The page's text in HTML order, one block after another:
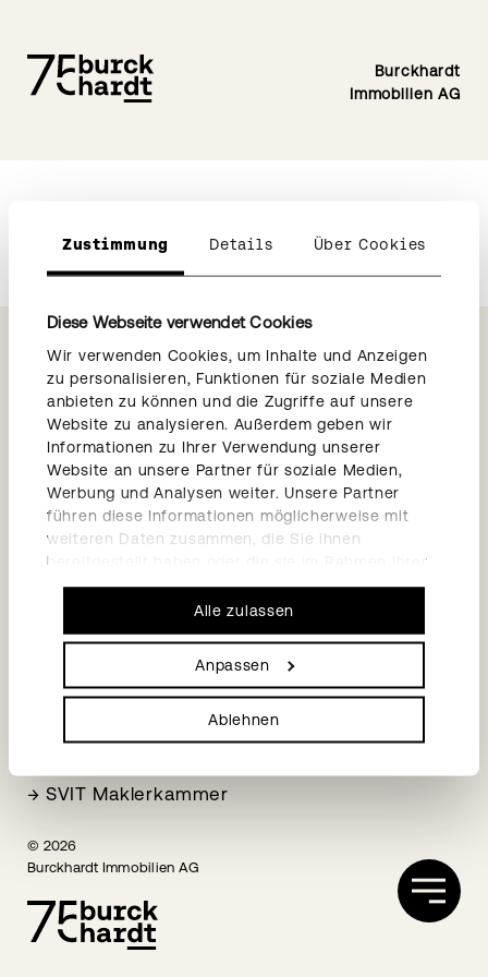
Zustimmung Details Über Cookies
Diese Webseite verwendet Cookies
Wir verwenden Cookies, um Inhalte und Anzeigen
zu personalisieren, Funktionen für soziale Medien
anbieten zu können und die Zugriffe auf unsere
Website zu analysieren. Außerdem geben wir
Informationen zu Ihrer Verwendung unserer
Website an unsere Partner für soziale Medien,
Werbung und Analysen weiter. Unsere Partner
führen diese Informationen möglicherweise mit
weiteren Daten zusammen, die Sie ihnen
bereitgestellt haben oder die sie im Rahmen Ihrer
Nutzung der Dienste gesammelt haben.
Alle zulassen
Anpassen
Ablehnen
Burckhardt
Immobilien AG
Weitere Links
Burckhardt Entwicklungen
Burckhardt Architektur
Impressum
Datenschutzerklärung
Facebook
Mitgliedschaften
HEV Basel-Stadt
→ SVIT Maklerkammer
© 2026
Burckhardt Immobilien AG